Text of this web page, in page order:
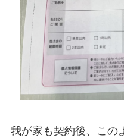
我が家も契約後、この